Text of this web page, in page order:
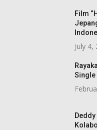
Film
July 4,
Single